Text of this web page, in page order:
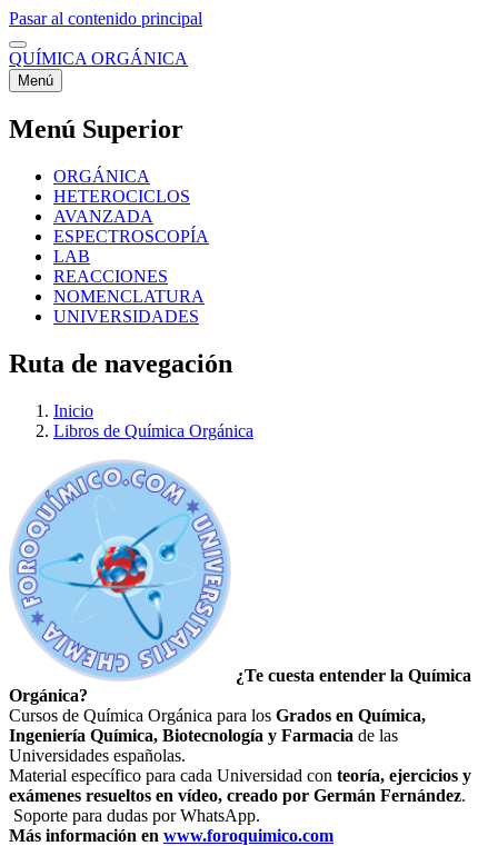
Pasar al contenido principal
QUÍMICA ORGÁNICA
Menú
Menú Superior
ORGÁNICA
HETEROCICLOS
AVANZADA
ESPECTROSCOPÍA
LAB
REACCIONES
NOMENCLATURA
UNIVERSIDADES
Ruta de navegación
Inicio
Libros de Química Orgánica
¿Te cuesta entender la Química
Orgánica?
Cursos de Química Orgánica para los Grados en Química,
Ingeniería Química, Biotecnología y Farmacia de las
Universidades españolas.
Material específico para cada Universidad con teoría, ejercicios y
exámenes resueltos en vídeo, creado por Germán Fernández.
Soporte para dudas por WhatsApp.
Más información en www.foroquimico.com